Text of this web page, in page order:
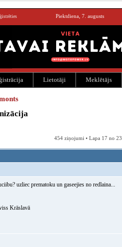
Piektdiena, 7. augusts
Lietotāji Meklētājs
454 ziņojumi • Lapa 17 no 23
uzliec prematoku un gaseejies no redlaina...
Krāslavā